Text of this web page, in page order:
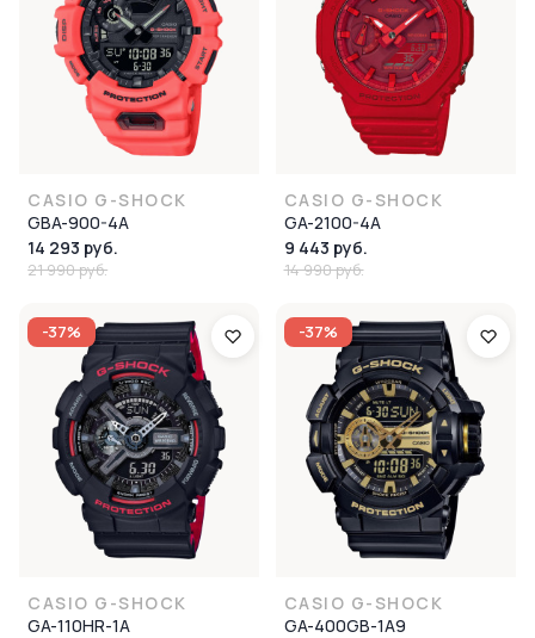
CASIO G-SHOCK
GBA-900-4A
14 293 руб.
21 990 руб.
CASIO G-SHOCK
GA-2100-4A
9 443 руб.
14 990 руб.
-37%
CASIO G-SHOCK
GA-110HR-1A
-37%
CASIO G-SHOCK
GA-400GB-1A9